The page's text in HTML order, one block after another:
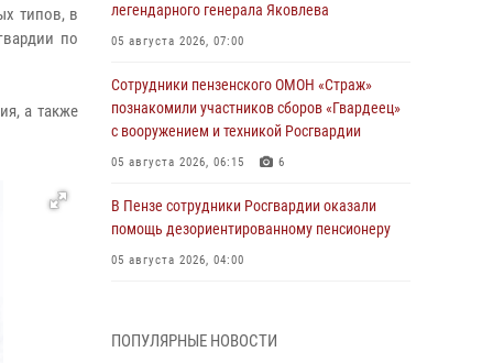
типов, в
по
а также
легендарного генерала Яковлева
05 августа 2026, 07:00
Сотрудники пензенского ОМОН «Страж»
познакомили участников сборов «Гвардеец»
с вооружением и техникой Росгвардии
05 августа 2026, 06:15 6
В Пензе сотрудники Росгвардии оказали
помощь дезориентированному пенсионеру
05 августа 2026, 04:00
маскировавшейся под реабилитационный
ПОПУЛЯРНЫЕ НОВОСТИ